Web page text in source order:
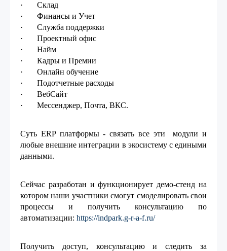
· Склад
· Финансы и Учет
· Служба поддержки
· Проектный офис
· Найм
· Кадры и Премии
· Онлайн обучение
· Подотчетные расходы
· ВебСайт
· Мессенджер, Почта, ВКС.
Суть ERP платформы - связать все эти модули и
любые внешние интеграции в экосистему с едиными
данными.
Сейчас разработан и функционирует демо-стенд на
котором наши участники смогут смоделировать свои
процессы и получить консультацию по
автоматизации: https://indpark.g-r-a-f.ru/
Получить доступ, консультацию и следить за